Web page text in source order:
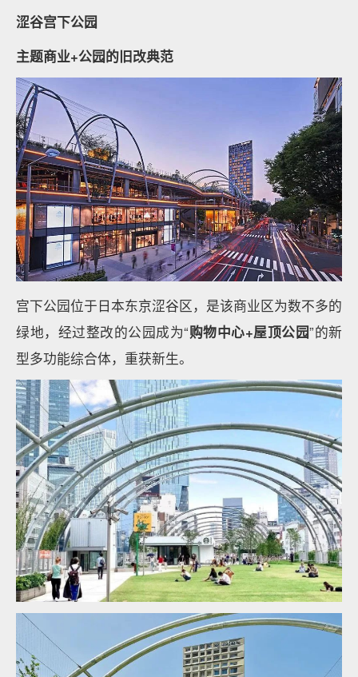
涩谷宫下公园
主题商业+公园的旧改典范
宫下公园位于日本东京涩谷区，是该商业区为数不多的
绿地，经过整改的公园成为“购物中心+屋顶公园”的新
型多功能综合体，重获新生。